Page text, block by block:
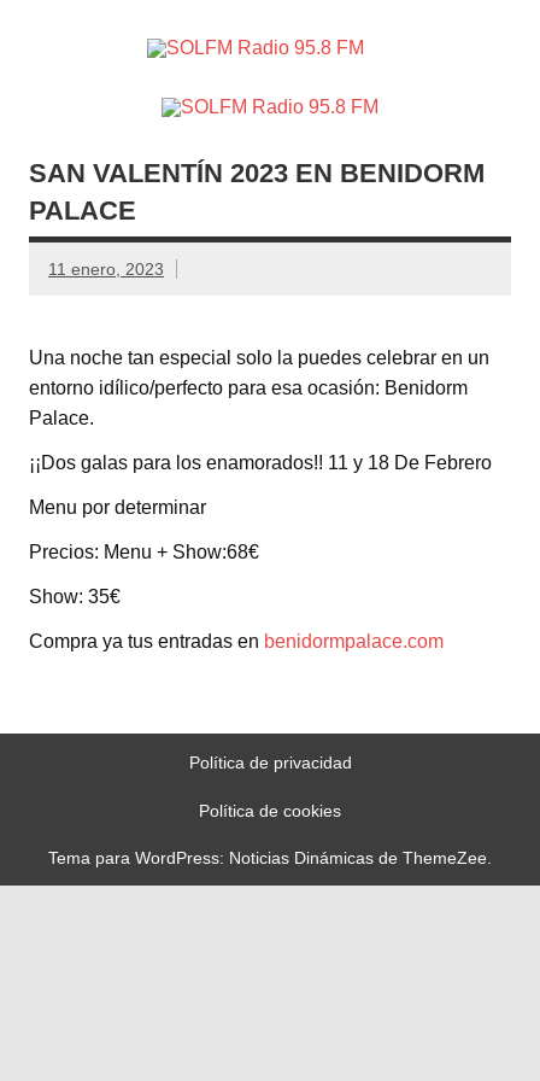
Crevillente, Radio en Vega Baja y Radio en el Medio
Vinalopó
SAN VALENTÍN 2023 EN BENIDORM
PALACE
11 enero, 2023
Una noche tan especial solo la puedes celebrar en un
entorno idílico/perfecto para esa ocasión: Benidorm
Palace.
¡¡Dos galas para los enamorados!! 11 y 18 De Febrero
Menu por determinar
Precios: Menu + Show:68€
Show: 35€
Compra ya tus entradas en benidormpalace.com
Política de privacidad
Política de cookies
Tema para WordPress: Noticias Dinámicas de ThemeZee.